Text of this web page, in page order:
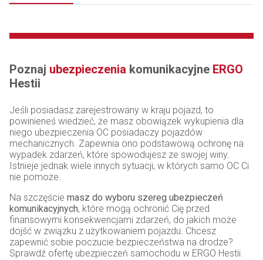
Poznaj ubezpieczenia komunikacyjne ERGO
Hestii
Jeśli posiadasz zarejestrowany w kraju pojazd, to
powinieneś wiedzieć, że masz obowiązek wykupienia dla
niego ubezpieczenia OC posiadaczy pojazdów
mechanicznych. Zapewnia ono podstawową ochronę na
wypadek zdarzeń, które spowodujesz ze swojej winy.
Istnieje jednak wiele innych sytuacji, w których samo OC Ci
nie pomoże.
Na szczęście masz do wyboru szereg ubezpieczeń
komunikacyjnych, które mogą ochronić Cię przed
finansowymi konsekwencjami zdarzeń, do jakich może
dojść w związku z użytkowaniem pojazdu. Chcesz
zapewnić sobie poczucie bezpieczeństwa na drodze?
Sprawdź ofertę ubezpieczeń samochodu w ERGO Hestii.